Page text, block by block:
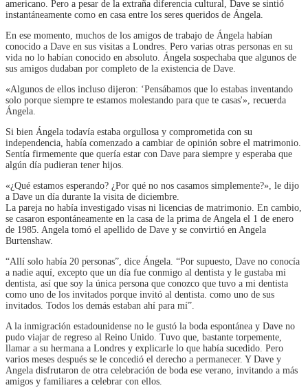
americano. Pero a pesar de la extraña diferencia cultural, Dave se sintió
instantáneamente como en casa entre los seres queridos de Ángela.
En ese momento, muchos de los amigos de trabajo de Ángela habían
conocido a Dave en sus visitas a Londres. Pero varias otras personas en su
vida no lo habían conocido en absoluto. Ángela sospechaba que algunos de
sus amigos dudaban por completo de la existencia de Dave.
«Algunos de ellos incluso dijeron: ‘Pensábamos que lo estabas inventando
solo porque siempre te estamos molestando para que te casas'», recuerda
Ángela.
Si bien Ángela todavía estaba orgullosa y comprometida con su
independencia, había comenzado a cambiar de opinión sobre el matrimonio.
Sentía firmemente que quería estar con Dave para siempre y esperaba que
algún día pudieran tener hijos.
«¿Qué estamos esperando? ¿Por qué no nos casamos simplemente?», le dijo
a Dave un día durante la visita de diciembre.
La pareja no había investigado visas ni licencias de matrimonio. En cambio,
se casaron espontáneamente en la casa de la prima de Angela el 1 de enero
de 1985. Angela tomó el apellido de Dave y se convirtió en Angela
Burtenshaw.
“Allí solo había 20 personas”, dice Ángela. “Por supuesto, Dave no conocía
a nadie aquí, excepto que un día fue conmigo al dentista y le gustaba mi
dentista, así que soy la única persona que conozco que tuvo a mi dentista
como uno de los invitados porque invitó al dentista. como uno de sus
invitados. Todos los demás estaban ahí para mí”.
A la inmigración estadounidense no le gustó la boda espontánea y Dave no
pudo viajar de regreso al Reino Unido. Tuvo que, bastante torpemente,
llamar a su hermana a Londres y explicarle lo que había sucedido. Pero
varios meses después se le concedió el derecho a permanecer. Y Dave y
Angela disfrutaron de otra celebración de boda ese verano, invitando a más
amigos y familiares a celebrar con ellos.